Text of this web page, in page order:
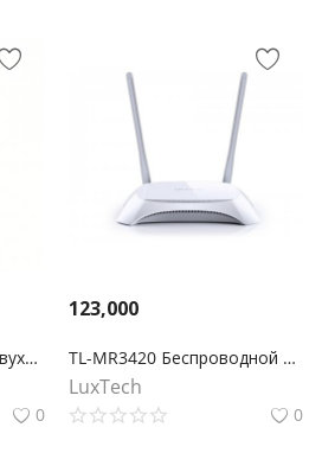
Archer NX200 AX1800 Двухдиапазонный беспроводной гигабитный 5G-маршрутизатор
0
123,000
TL-MR3420 Беспроводной 3G/4G-маршрутизатор серии N, скорость до 300 Мбит/с
LuxTech
0